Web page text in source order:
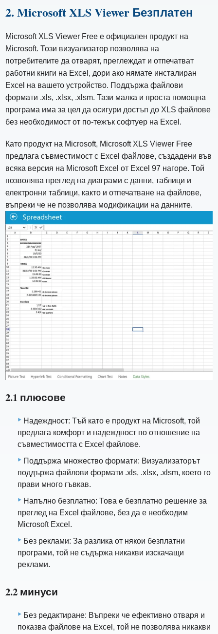
2. Microsoft XLS Viewer Безплатен
Microsoft XLS Viewer Free е официален продукт на
Microsoft. Този визуализатор позволява на
потребителите да отварят, преглеждат и отпечатват
работни книги на Excel, дори ако нямате инсталиран
Excel на вашето устройство. Поддържа файлови
формати .xls, .xlsx, .xlsm. Тази малка и проста помощна
програма има за цел да осигури достъп до XLS файлове
без необходимост от по-тежък софтуер на Excel.
Като продукт на Microsoft, Microsoft XLS Viewer Free
предлага съвместимост с Excel файлове, създадени във
всяка версия на Microsoft Excel от Excel 97 нагоре. Той
позволява преглед на диаграми с данни, таблици и
електронни таблици, както и отпечатване на файлове,
въпреки че не позволява модификации на данните.
2.1 плюсове
Надеждност: Тъй като е продукт на Microsoft, той
предлага комфорт и надеждност по отношение на
съвместимостта с Excel файлове.
Поддържа множество формати: Визуализаторът
поддържа файлови формати .xls, .xlsx, .xlsm, което го
прави много гъвкав.
Напълно безплатно: Това е безплатно решение за
преглед на Excel файлове, без да е необходим
Microsoft Excel.
Без реклами: За разлика от някои безплатни
програми, той не съдържа никакви изскачащи
реклами.
2.2 минуси
Без редактиране: Въпреки че ефективно отваря и
показва файлове на Excel, той не позволява никакви